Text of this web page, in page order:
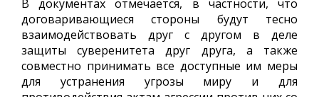
В документах отмечается, в частности, что
договаривающиеся стороны будут тесно
взаимодействовать друг с другом в деле
защиты суверенитета друг друга, а также
совместно принимать все доступные им меры
для устранения угрозы миру и для